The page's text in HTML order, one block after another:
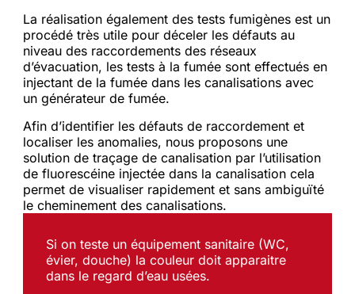
La réalisation également des tests fumigènes est un
procédé très utile pour déceler les défauts au
niveau des raccordements des réseaux
d’évacuation, les tests à la fumée sont effectués en
injectant de la fumée dans les canalisations avec
un générateur de fumée.
Afin d’identifier les défauts de raccordement et
localiser les anomalies, nous proposons une
solution de traçage de canalisation par l’utilisation
de fluorescéine injectée dans la canalisation cela
permet de visualiser rapidement et sans ambiguïté
le cheminement des canalisations.
Si on teste un équipement sanitaire (WC,
évier, douche) la couleur doit apparaitre
dans le regard d’eau usées.